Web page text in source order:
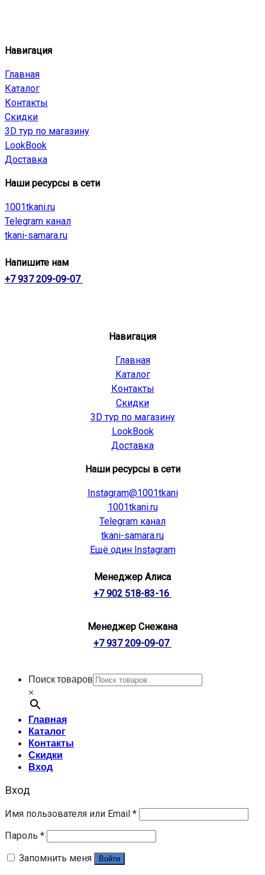
Навигация
Главная
Каталог
Контакты
Скидки
3D тур по магазину
LookBook
Доставка
Наши ресурсы в сети
1001tkani.ru
Telegram канал
tkani-samara.ru
Напишите нам
+7 937 209-09-07
Навигация
Главная
Каталог
Контакты
Скидки
3D тур по магазину
LookBook
Доставка
Наши ресурсы в сети
Instagram@1001tkani
1001tkani.ru
Telegram канал
tkani-samara.ru
Ещё один Instagram
Менеджер Алиса
+7 902 518-83-16
Менеджер Снежана
+7 937 209-09-07
Поиск товаров
×
Главная
Каталог
Контакты
Скидки
Вход
Вход
Имя пользователя или Email *
Пароль *
Запомнить меня
Войти